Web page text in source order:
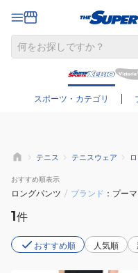
スポーツ・カテゴリ
テニス テニスウェア
おすすめ順表示
ロングパンツ / ブランド プーマ
1件
おすすめ順 人気順